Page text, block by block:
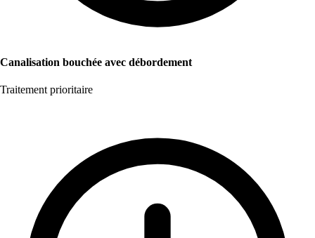
Canalisation bouchée avec débordement
Traitement prioritaire